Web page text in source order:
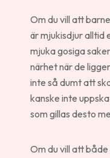
Om du vill att
är mjukisdjur alltid
mjuka gosiga
närhet när de
inte så dumt att
kanske inte
som gillas desto
Om du vill att